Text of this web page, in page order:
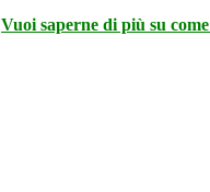
Vuoi saperne di più su